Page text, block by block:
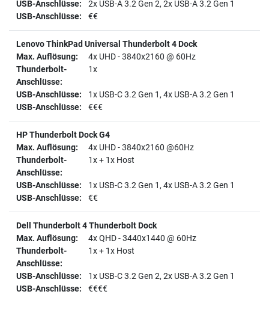
2x USB-A 3.2 Gen 2, 2x USB-A 3.2 Gen 1
€€
Lenovo ThinkPad Universal Thunderbolt 4 Dock
4x UHD - 3840x2160 @ 60Hz
1x
1x USB-C 3.2 Gen 1, 4x USB-A 3.2 Gen 1
€€€
HP Thunderbolt Dock G4
4x UHD - 3840x2160 @60Hz
1x + 1x Host
1x USB-C 3.2 Gen 1, 4x USB-A 3.2 Gen 1
€€
Dell Thunderbolt 4 Thunderbolt Dock
4x QHD - 3440x1440 @ 60Hz
1x + 1x Host
1x USB-C 3.2 Gen 2, 2x USB-A 3.2 Gen 1
€€€€